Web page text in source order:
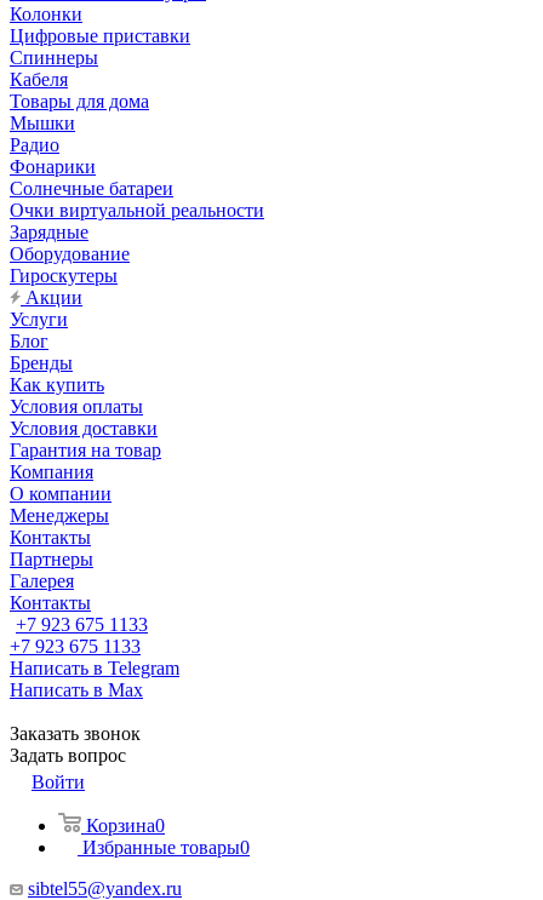
Колонки
Цифровые приставки
Спиннеры
Кабеля
Товары для дома
Мышки
Радио
Фонарики
Солнечные батареи
Очки виртуальной реальности
Зарядные
Оборудование
Гироскутеры
Акции
Услуги
Блог
Бренды
Как купить
Условия оплаты
Условия доставки
Гарантия на товар
Компания
О компании
Менеджеры
Контакты
Партнеры
Галерея
Контакты
+7 923 675 1133
+7 923 675 1133
Написать в Telegram
Написать в Max
Заказать звонок
Задать вопрос
Войти
Корзина0
Избранные товары0
sibtel55@yandex.ru